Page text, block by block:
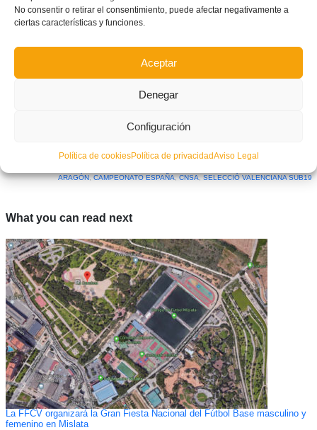
No consentir o retirar el consentimiento, puede afectar negativamente a
ciertas características y funciones.
Aceptar
Denegar
Configuración
Política de cookiesPolítica de privacidadAviso Legal
ARAGÓN,CAMPEONATO ESPAÑA,CNSA,SELECCIÓ VALENCIANA SUB19
What you can read next
La FFCV organizará la Gran Fiesta Nacional del Fútbol Base masculino y
femenino en Mislata